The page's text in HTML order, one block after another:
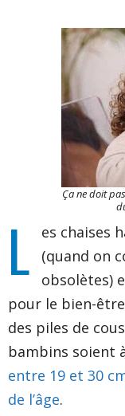
Ça ne doit
L
es chaises
(quand on
obsolètes)
pour le bien-
des piles de
bambins soient
entre 19 et 30
de l’âge.